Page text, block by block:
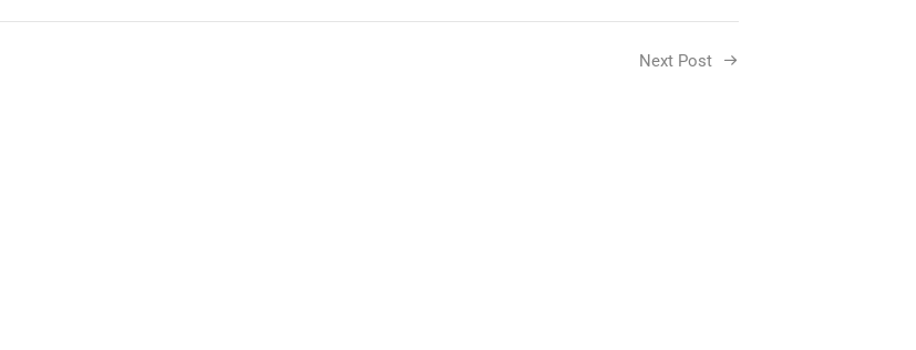
Next Post